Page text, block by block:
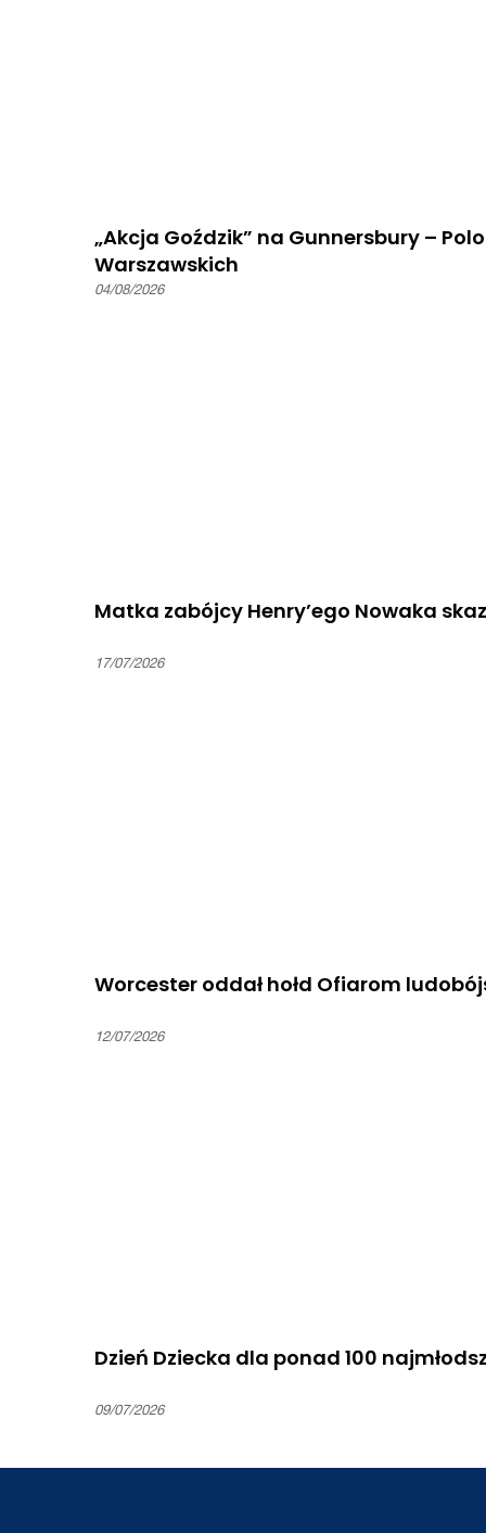
„Akcja Goździk” na Gunnersbury –
Warszawskich
04/08/2026
Matka zabójcy Henry’ego Nowaka
17/07/2026
Worcester oddał hołd Ofiarom
12/07/2026
Dzień Dziecka dla ponad 100
09/07/2026